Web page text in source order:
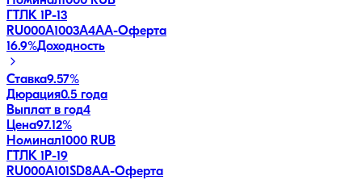
ГТЛК 1P-13
RU000A1003A4AA-Оферта
16.9%Доходность
Ставка9.57%
Дюрация0.5 года
Выплат в год4
Цена97.12%
Номинал1000 RUB
ГТЛК 1P-19
RU000A101SD8AA-Оферта